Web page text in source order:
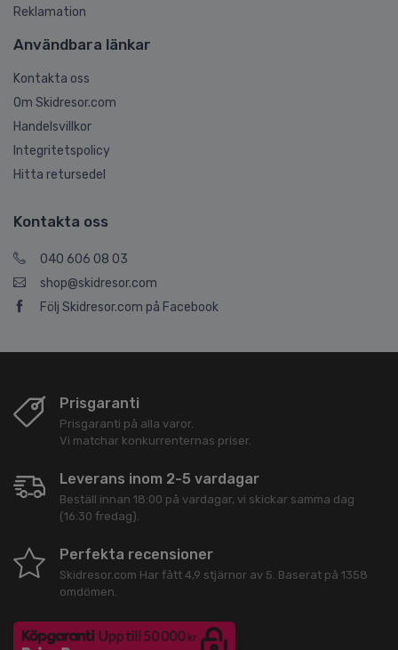
Reklamation
Användbara länkar
Kontakta oss
Om Skidresor.com
Handelsvillkor
Integritetspolicy
Hitta retursedel
Kontakta oss
040 606 08 03
shop@skidresor.com
Följ Skidresor.com på Facebook
Prisgaranti
Prisgaranti på alla varor.
Vi matchar konkurrenternas priser.
Leverans inom 2-5 vardagar
Beställ innan 18:00 på vardagar, vi skickar samma dag
(16:30 fredag).
Perfekta recensioner
Skidresor.com Har fått 4,9 stjärnor av 5 . Baserat på 1358
omdömen.